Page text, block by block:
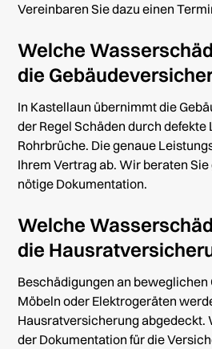
Vereinbaren Sie dazu einen
Welche
die
In Kastellaun übernimmt die
der Regel Schäden durch defekte
Rohrbrüche. Die genaue
Ihrem Vertrag ab. Wir beraten
nötige Dokumentation.
Welche
die
Beschädigungen an
Möbeln oder Elektrogeräten
Hausratversicherung abgedeckt.
der Dokumentation für die